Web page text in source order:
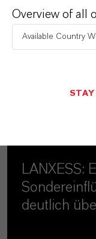
LANXESS
Envalior in
23. SEPTEMBER
LANXESS:
deutlich
Overview of all
Available Country
STAY